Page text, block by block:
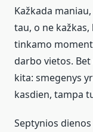
Kažkada
tau, o ne
tinkamo
darbo vietos.
kita: smegenys
kasdien, tampa
Septynios